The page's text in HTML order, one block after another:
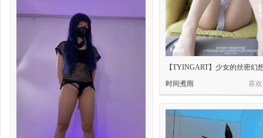
【TYINGART】少女的丝密幻
喜
时间煮雨